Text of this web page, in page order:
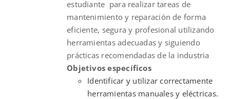
estudiante para realizar tareas de
mantenimiento y reparación de forma
eficiente, segura y profesional utilizando
herramientas adecuadas y siguiendo
prácticas recomendadas de la industria
Objetivos específicos
Identificar y utilizar correctamente
herramientas manuales y eléctricas.